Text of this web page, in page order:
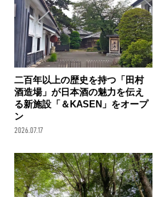
二百年以上の歴史を持つ「田村
酒造場」が日本酒の魅力を伝え
る新施設「＆KASEN」をオープ
ン
2026.07.17